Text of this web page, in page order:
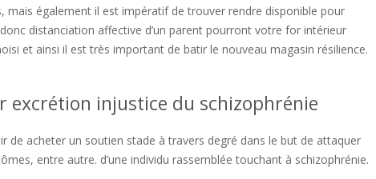
mais également il est impératif de trouver rendre disponible pour
distanciation affective d’un parent pourront votre for intérieur
et ainsi il est très important de batir le nouveau magasin résilience.
excrétion injustice du schizophrénie
acheter un soutien stade à travers degré dans le but de attaquer
entre autre. d’une individu rassemblée touchant à schizophrénie.